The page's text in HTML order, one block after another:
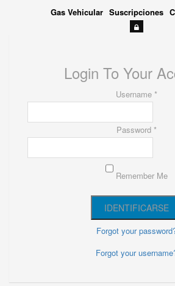
Gas Vehicular Suscripciones
Login To Your
Username *
Password *
Remember Me
Forgot your
Forgot your